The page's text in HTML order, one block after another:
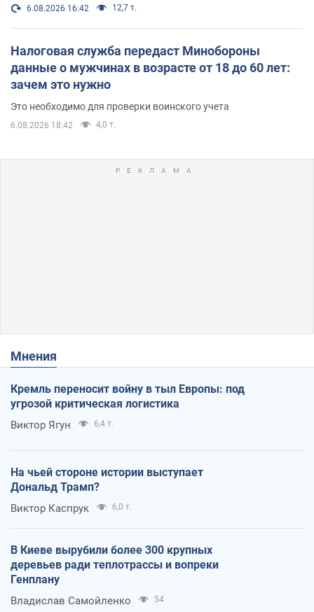
6.08.2026 16:42 12,7 т.
Налоговая служба передаст Минобороны
данные о мужчинах в возрасте от 18 до 60 лет:
зачем это нужно
Это необходимо для проверки воинского учета
6.08.2026 18:42 4,0 т.
Мнения
Кремль переносит войну в тыл Европы: под
угрозой критическая логистика
Виктор Ягун 6,4 т.
На чьей стороне истории выступает
Дональд Трамп?
Виктор Каспрук 6,0 т.
В Киеве вырубили более 300 крупных
деревьев ради теплотрассы и вопреки
Генплану
Владислав Самойленко 54